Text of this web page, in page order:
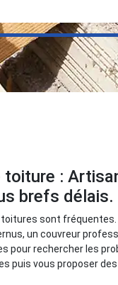
:
brefs délais.
sont
un couvreur
pour rechercher les
puis vous proposer